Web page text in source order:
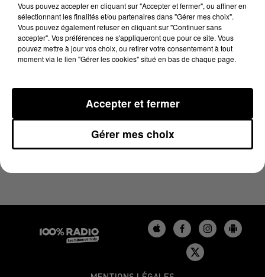
2 décembre 2023 - 1 min 14 sec
L'AGENDA DE L'AUDE DU 02/12/2023 À 06H38
Vous pouvez accepter en cliquant sur "Accepter et fermer", ou affiner en
sélectionnant les finalités et/ou partenaires dans "Gérer mes choix".
Vous pouvez également refuser en cliquant sur "Continuer sans
accepter". Vos préférences ne s'appliqueront que pour ce site. Vous
pouvez mettre à jour vos choix, ou retirer votre consentement à tout
moment via le lien "Gérer les cookies" situé en bas de chaque page.
Gérer mes choix
Accepter et fermer